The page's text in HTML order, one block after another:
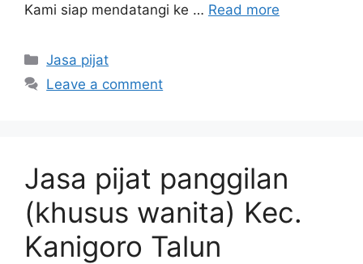
Kami siap mendatangi ke … Read more
Categories
Jasa pijat
Leave a comment
Jasa pijat panggilan
(khusus wanita) Kec.
Kanigoro Talun